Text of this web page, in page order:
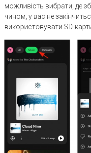
можливість вибрати, де
чином, у вас не
використовувати SD-